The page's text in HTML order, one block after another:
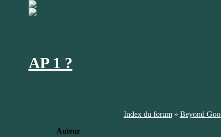
AP 1 ?
Index du forum» Beyond
Auteur